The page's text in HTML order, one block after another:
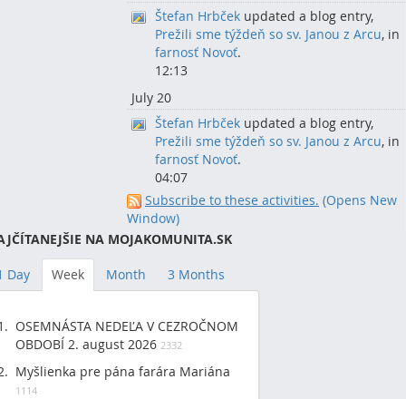
Štefan Hrbček updated a blog entry,
Prežili sme týždeň so sv. Janou z Arcu, in
farnosť Novoť.
12:13
July 20
Štefan Hrbček updated a blog entry,
Prežili sme týždeň so sv. Janou z Arcu, in
farnosť Novoť.
04:07
Subscribe to these activities. (Opens New
Window)
NA MOJAKOMUNITA.SK
Day Week Month 3 Months
OSEMNÁSTA NEDEĽA V CEZROČNOM
OBDOBÍ 2. august 2026 2332
Myšlienka pre pána farára Mariána
1114